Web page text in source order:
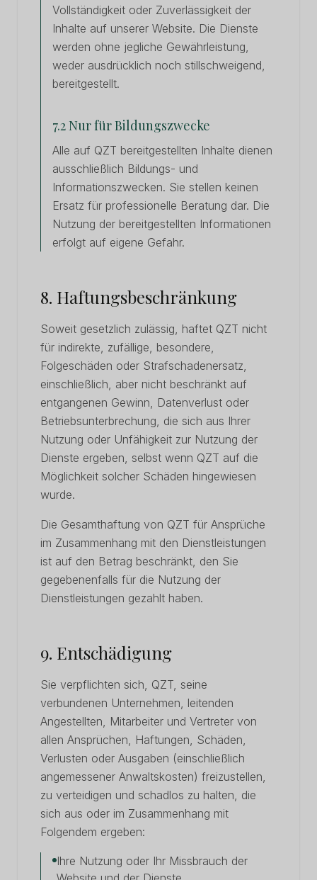
Vollständigkeit oder Zuverlässigkeit der
Inhalte auf unserer Website. Die Dienste
werden ohne jegliche Gewährleistung,
weder ausdrücklich noch stillschweigend,
bereitgestellt.
7.2 Nur für Bildungszwecke
Alle auf QZT bereitgestellten Inhalte dienen
ausschließlich Bildungs- und
Informationszwecken. Sie stellen keinen
Ersatz für professionelle Beratung dar. Die
Nutzung der bereitgestellten Informationen
erfolgt auf eigene Gefahr.
8. Haftungsbeschränkung
Soweit gesetzlich zulässig, haftet QZT nicht
für indirekte, zufällige, besondere,
Folgeschäden oder Strafschadenersatz,
einschließlich, aber nicht beschränkt auf
entgangenen Gewinn, Datenverlust oder
Betriebsunterbrechung, die sich aus Ihrer
Nutzung oder Unfähigkeit zur Nutzung der
Dienste ergeben, selbst wenn QZT auf die
Möglichkeit solcher Schäden hingewiesen
wurde.
Die Gesamthaftung von QZT für Ansprüche
im Zusammenhang mit den Dienstleistungen
ist auf den Betrag beschränkt, den Sie
gegebenenfalls für die Nutzung der
Dienstleistungen gezahlt haben.
9. Entschädigung
Sie verpflichten sich, QZT, seine
verbundenen Unternehmen, leitenden
Angestellten, Mitarbeiter und Vertreter von
allen Ansprüchen, Haftungen, Schäden,
Verlusten oder Ausgaben (einschließlich
angemessener Anwaltskosten) freizustellen,
zu verteidigen und schadlos zu halten, die
sich aus oder im Zusammenhang mit
Folgendem ergeben:
Ihre Nutzung oder Ihr Missbrauch der